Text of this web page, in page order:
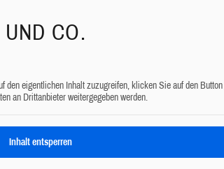
CO.
den eigentlichen Inhalt zuzugreifen, klicken Sie auf den
an Drittanbieter weitergegeben werden.
Inhalt entsperren